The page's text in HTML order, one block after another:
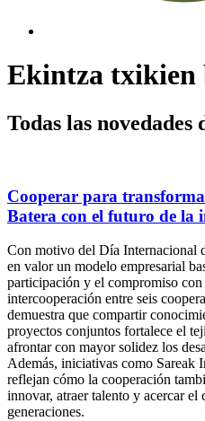
Ekintza txikien
Todas las novedades
Cooperar para
Batera con el futuro de la
Con motivo del Día Internacional
en valor un modelo empresarial
participación y el compromiso con
intercooperación entre seis
demuestra que compartir
proyectos conjuntos fortalece el
afrontar con mayor solidez los
Además, iniciativas como Sareak
reflejan cómo la cooperación
innovar, atraer talento y acercar el
generaciones.